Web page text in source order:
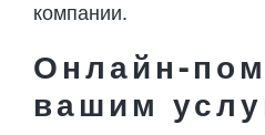
компании.
Онлайн-
вашим